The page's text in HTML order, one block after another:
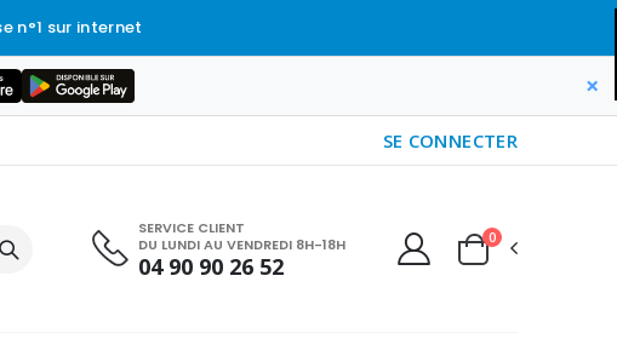
n°1 sur internet
×
SE CONNECTER
SERVICE CLIENT
DU LUNDI AU VENDREDI 8H-18H
04 90 90 26 52
0